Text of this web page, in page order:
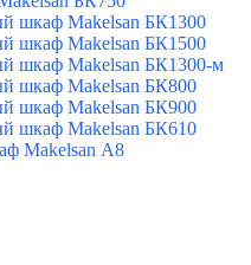
шкаф Makelsan БК1300
шкаф Makelsan БК1500
шкаф Makelsan БК1300-м
шкаф Makelsan БК800
шкаф Makelsan БК900
шкаф Makelsan БК610
Makelsan А8